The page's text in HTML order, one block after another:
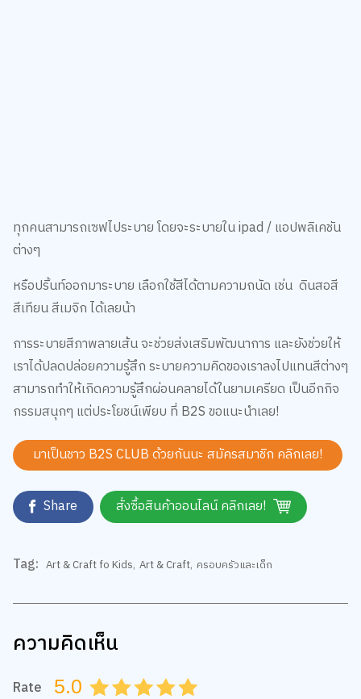
ทุกคนสามารถเซฟไประบาย โดยจะระบายใน ipad / แอปพลิเคชัน
ต่างๆ
หรือปริ้นท์ออกมาระบาย เลือกใช้สีได้ตามความถนัด เช่น ดินสอสี
สีเทียน สีเมจิก ได้เลยน้า
การระบายสีภาพลายเส้น จะช่วยส่งเสริมพัฒนาการ และยังช่วยให้
เราได้ปลดปล่อยความรู้สึก ระบายความคิดของเราลงไปแทนสีต่างๆ
สามารถทำให้เกิดความรู้สึกผ่อนคลายได้ในยามเครียด เป็นอีกกิจ
กรรมสนุกๆ แต่ประโยชน์เพียบ ที่ B2S ขอแนะนำเลย!
มาเป็นชาว B2S CLUB ด้วยกันนะ สมัครสมาชิก คลิกเลย!
Share สั่งซื้อสินค้าออนไลน์ คลิกเลย!
Tag: Art & Craft fo Kids Art & Craft, ครอบครัวและเด็ก
ความคิดเห็น
Rate 5.0 4.5
4.0
3.5
3.0
2.5
2.0
1.5
1.0
0.5